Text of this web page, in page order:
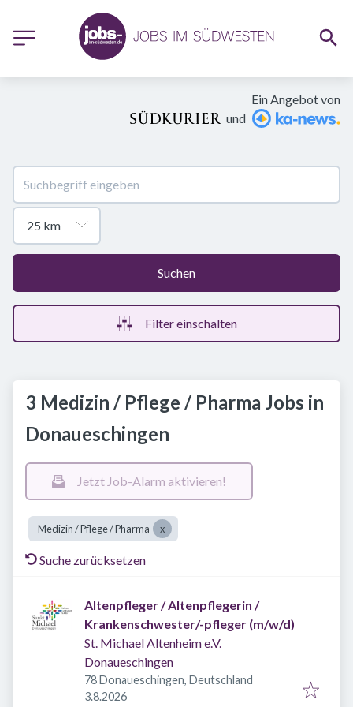
Ein Angebot von
und
Suchen
Filter einschalten
3 Medizin / Pflege / Pharma Jobs in
Donaueschingen
Jetzt Job-Alarm aktivieren!
Medizin / Pflege / Pharma
Suche zurücksetzen
Altenpfleger / Altenpflegerin /
Krankenschwester/-pfleger (m/w/d)
St. Michael Altenheim e.V.
Donaueschingen
78 Donaueschingen, Deutschland
Veröffentlicht
3.8.2026